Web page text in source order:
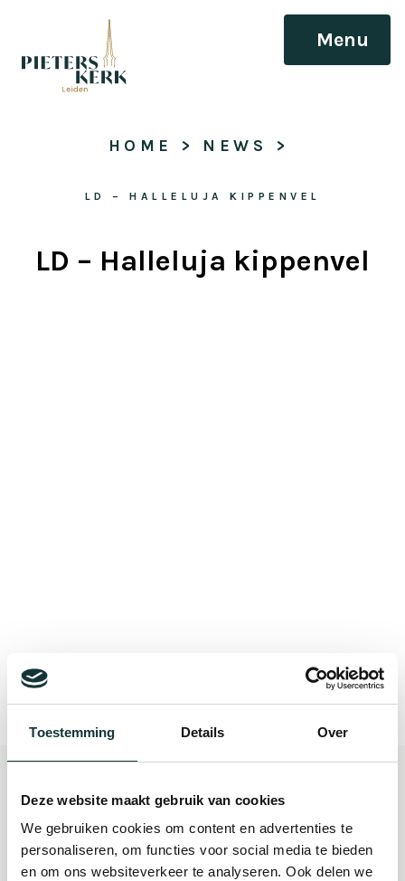
Toestemming Details Over
Deze website maakt gebruik van cookies
We gebruiken cookies om content en advertenties te
personaliseren, om functies voor social media te bieden
en om ons websiteverkeer te analyseren. Ook delen we
Menu
HOME > NEWS >
LD – HALLELUJA KIPPENVEL
LD – Halleluja kippenvel
Bekijk alle blogberichten
Plan je bezoek